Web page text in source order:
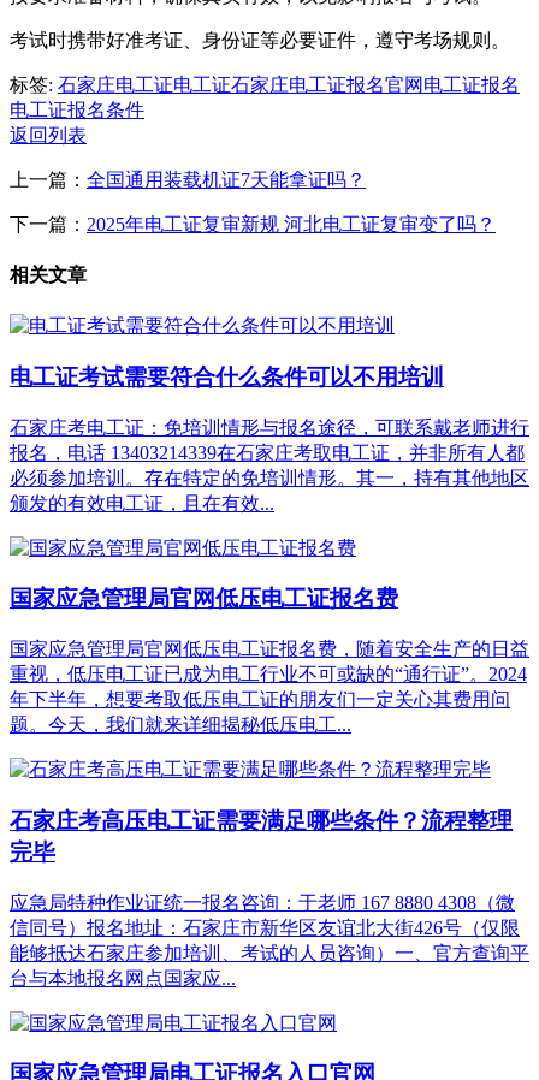
考试时携带好准考证、身份证等必要证件，遵守考场规则。
标签: 石家庄电工证电工证石家庄电工证报名官网 电工证报名
电工证报名条件
返回列表
上一篇： 全国通用装载机证7天能拿证吗？
下一篇： 2025年电工证复审新规 河北电工证复审变了吗？
相关文章
电工证考试需要符合什么条件可以不用培训
石家庄考电工证：免培训情形与报名途径，可联系戴老师进行
报名，电话 13403214339在石家庄考取电工证，并非所有人都
必须参加培训。存在特定的免培训情形。其一，持有其他地区
颁发的有效电工证，且在有效...
国家应急管理局官网低压电工证报名费
国家应急管理局官网低压电工证报名费，随着安全生产的日益
重视，低压电工证已成为电工行业不可或缺的“通行证”。2024
年下半年，想要考取低压电工证的朋友们一定关心其费用问
题。今天，我们就来详细揭秘低压电工...
石家庄考高压电工证需要满足哪些条件？流程整理
完毕
应急局特种作业证统一报名咨询：于老师 167 8880 4308（微
信同号）报名地址：石家庄市新华区友谊北大街426号（仅限
能够抵达石家庄参加培训、考试的人员咨询）一、官方查询平
台与本地报名网点国家应...
国家应急管理局电工证报名入口官网